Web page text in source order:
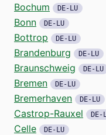
Bochum DE-LU
Bonn DE-LU
Bottrop DE-LU
Brandenburg DE-LU
Braunschweig DE-LU
Bremen DE-LU
Bremerhaven DE-LU
Castrop-Rauxel DE-
Celle DE-LU